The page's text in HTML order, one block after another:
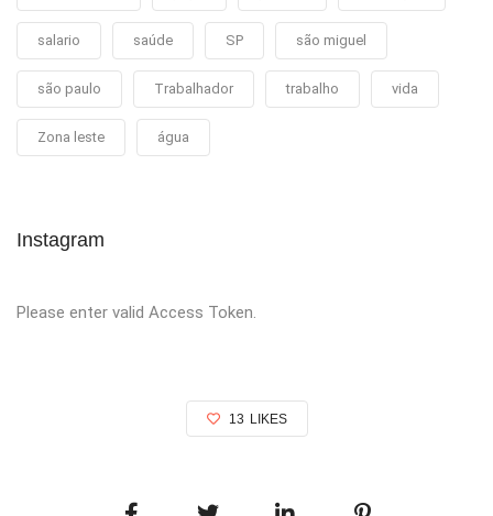
salario saúde SP são miguel
são paulo Trabalhador trabalho vida
Zona leste água
Instagram
Please enter valid Access Token.
13 LIKES